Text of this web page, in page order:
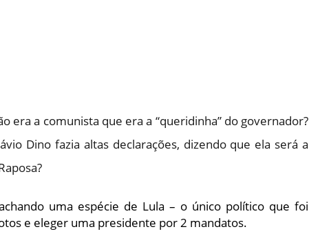
era a comunista que era a “queridinha” do governador?
Dino fazia altas declarações, dizendo que ela será a
uma espécie de Lula – o único político que foi
e eleger uma presidente por 2 mandatos.